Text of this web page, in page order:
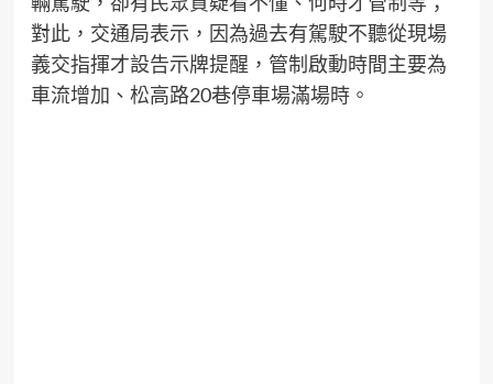
對此，交通局表示，因為過去有駕駛不聽從現場
義交指揮才設告示牌提醒，管制啟動時間主要為
車流增加、松高路20巷停車場滿場時。